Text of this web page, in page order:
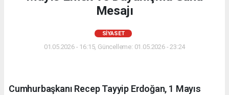
Mesajı
SIYASET
01.05.2026 - 16:15, Güncelleme: 01.05.2026 - 23:24
Cumhurbaşkanı Recep Tayyip Erdoğan, 1 Mayıs